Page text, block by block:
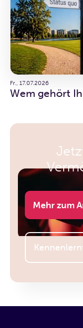
Fr., 17.07.2026
Wem gehört
Mehr zum